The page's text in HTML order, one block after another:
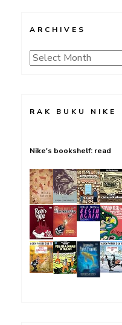
ARCHIVES
Archives
RAK BUKU NIKE
Nike's bookshelf: read